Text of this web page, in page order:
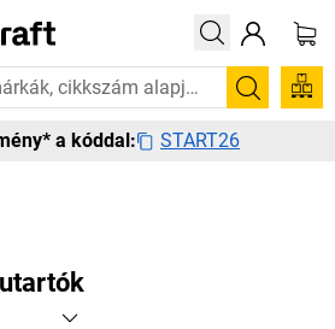
termékeinket 3–4 munkanapon belül
Keresés
a kóddal: START26